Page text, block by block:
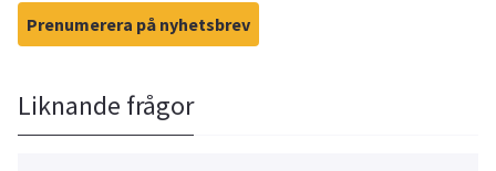
Prenumerera på nyhetsbrev
Liknande frågor